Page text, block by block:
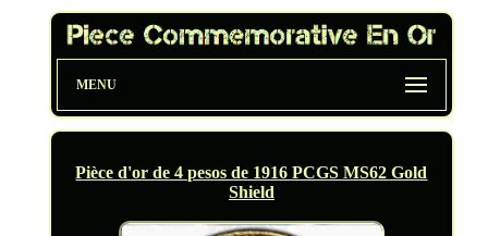
MENU
Pièce d'or de 4 pesos de 1916 PCGS MS62 Gold
Shield